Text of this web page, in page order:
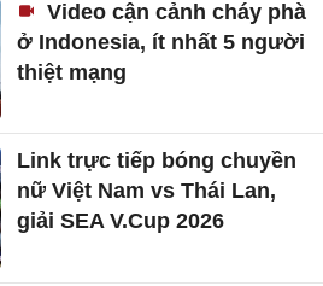
Video cận cảnh cháy phà
ở Indonesia, ít nhất 5 người
thiệt mạng
Link trực tiếp bóng chuyền
nữ Việt Nam vs Thái Lan,
giải SEA V.Cup 2026